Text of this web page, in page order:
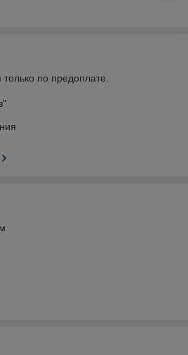
по предоплате.